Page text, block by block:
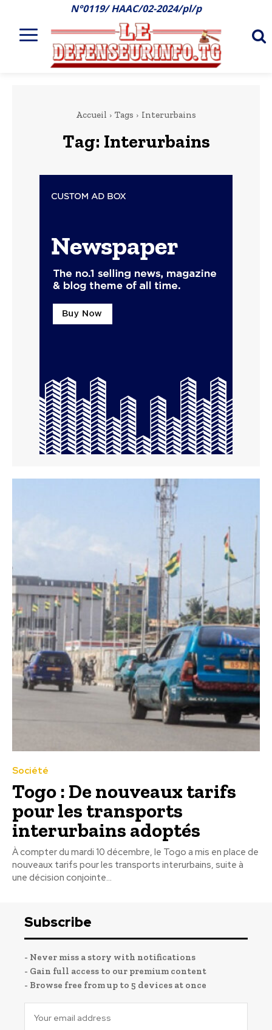
N°0119/ HAAC/02-2024/pl/p
Accueil Tags Interurbains
Tag: Interurbains
Société
Togo : De nouveaux tarifs
pour les transports
interurbains adoptés
À compter du mardi 10 décembre, le Togo a mis en place de
nouveaux tarifs pour les transports interurbains, suite à
une décision conjointe...
Subscribe
- Never miss a story with notifications
- Gain full access to our premium content
- Browse free from up to 5 devices at once